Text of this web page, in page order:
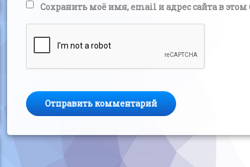
Сохранить моё имя, email и адрес сайта в